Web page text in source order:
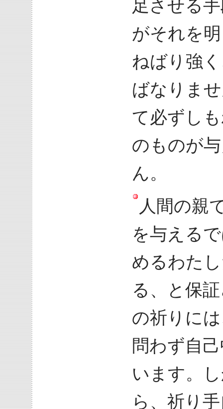
足させる
がそれを
ねばり強
ばなりま
て必ずし
のものが
ん。
人間の親
を与える
めるわた
る、と保
の祈りに
問わず自
います。
ら、祈り